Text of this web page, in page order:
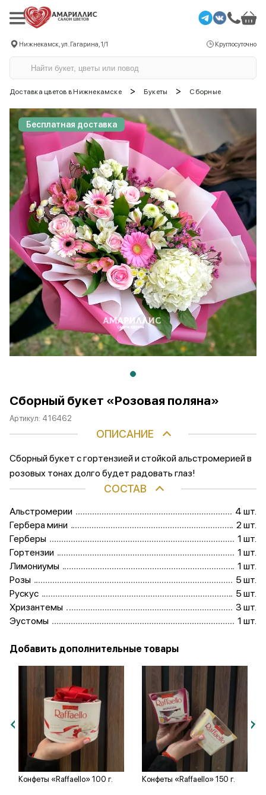
Нижнекамск, ул. Гагарина, 1/1 Круглосуточно
Доставка цветов в Нижнекамске > Букеты > Сборные
Бесплатная доставка
Сборный букет «Розовая поляна»
Артикул: 416462
ОПИСАНИЕ
Сборный букет с гортензией и стойкой альстромерией в
розовых тонах долго будет радовать глаз!
СОСТАВ
Альстромерии
4 шт.
Гербера мини
2 шт.
Герберы
1 шт.
Гортензии
1 шт.
Лимониумы
1 шт.
Розы
5 шт.
Рускус
5 шт.
Хризантемы
3 шт.
Эустомы
1 шт.
Добавить дополнительные товары
Конфеты «Raffaello» 100 г. Конфеты «Raffaello» 150 г.